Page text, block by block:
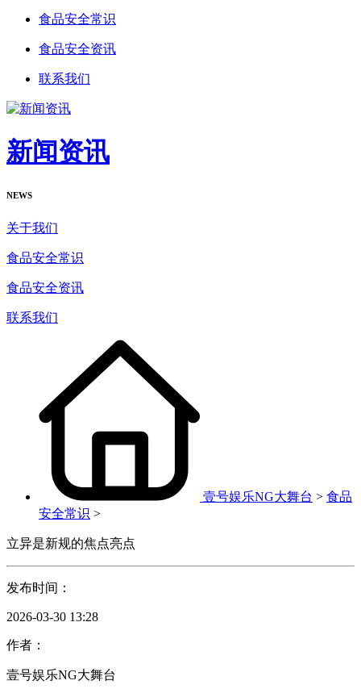
食品安全常识
食品安全资讯
联系我们
新闻资讯
NEWS
关于我们
食品安全常识
食品安全资讯
联系我们
壹号娱乐NG大舞台 > 食品
安全常识 >
立异是新规的焦点亮点
发布时间：
2026-03-30 13:28
作者：
壹号娱乐NG大舞台